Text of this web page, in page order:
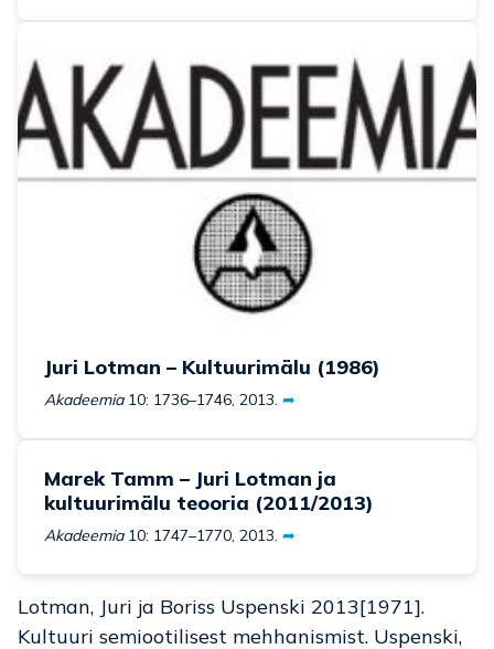
Juri Lotman – Kultuurimälu (1986)
Akadeemia10: 1736–1746, 2013. ➦
Marek Tamm – Juri Lotman ja
kultuurimälu teooria (2011/2013)
Akadeemia 10: 1747–1770, 2013. ➦
Lotman, Juri ja Boriss Uspenski 2013[1971].
Kultuuri semiootilisest mehhanismist. Uspenski,